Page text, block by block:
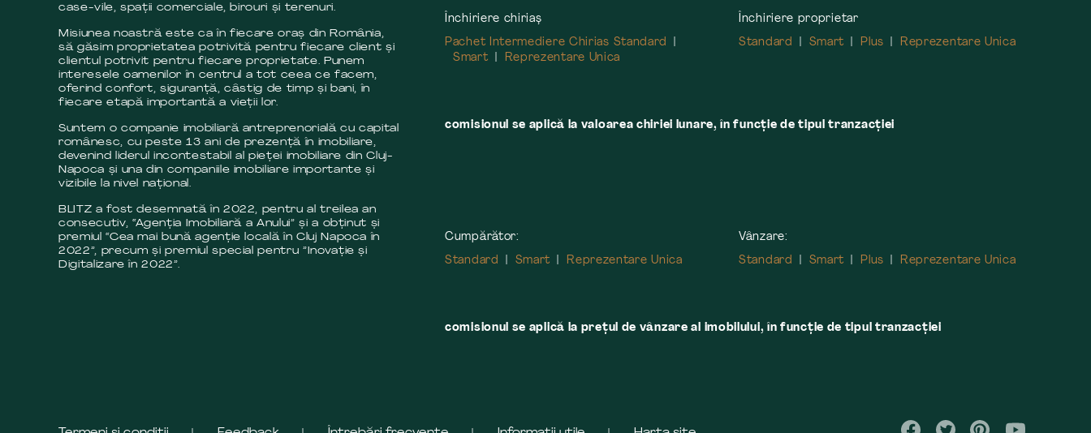
case-vile, spații comerciale, birouri și terenuri.
Misiunea noastră este ca în fiecare oraș din România,
să găsim proprietatea potrivită pentru fiecare client și
clientul potrivit pentru fiecare proprietate. Punem
interesele oamenilor în centrul a tot ceea ce facem,
oferind confort, siguranță, câstig de timp și bani, în
fiecare etapă importantă a vieții lor.
Suntem o companie imobiliară antreprenorială cu capital
românesc, cu peste 13 ani de prezență în imobiliare,
devenind liderul incontestabil al pieței imobiliare din Cluj-
Napoca și una din companiile imobiliare importante și
vizibile la nivel național.
BLITZ a fost desemnată în 2022, pentru al treilea an
consecutiv, “Agenția Imobiliară a Anului” și a obținut și
premiul “Cea mai bună agenție locală în Cluj Napoca în
2022”, precum și premiul special pentru ”Inovație și
Digitalizare în 2022”.
Închiriere chiriaș
Pachet Intermediere Chirias Standard
Smart
Reprezentare Unica
Închiriere proprietar
Standard
Smart Plus Reprezentare Unica
comisionul se aplică la valoarea chiriei lunare, în funcție de tipul tranzacției
Cumpărător:
Standard
Smart Reprezentare Unica
Vânzare:
Standard
Smart Plus Reprezentare Unica
comisionul se aplică la preţul de vânzare al imobilului, în funcţie de tipul tranzacţiei